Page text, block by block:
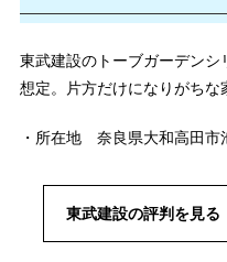
東武建設のトーブガーデン
想定。片方だけになりがちな
・所在地 奈良県大和高田市
東武建設の評判を見る